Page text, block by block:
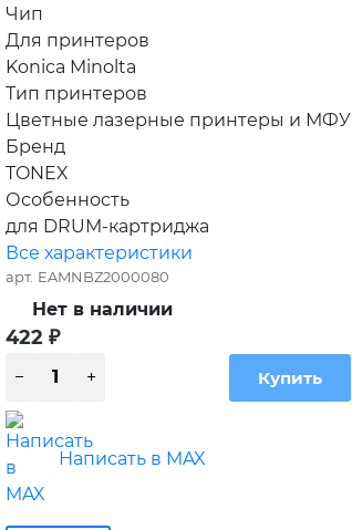
Чип
Для принтеров
Konica Minolta
Тип принтеров
Цветные лазерные принтеры и МФУ
Бренд
TONEX
Особенность
для DRUM-картриджа
Все характеристики
арт. EAMNBZ2000080
Нет в наличии
422 ₽
Написать в MAX